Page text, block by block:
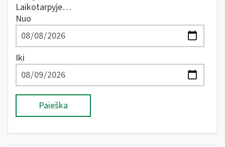
Laikotarpyje…
Nuo
Iki
Paieška